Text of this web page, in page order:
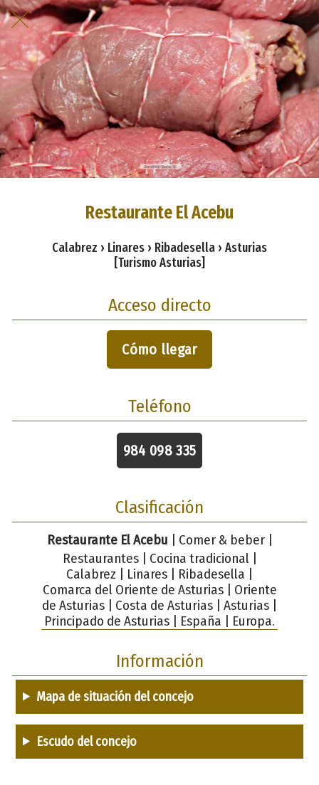
Restaurante El Acebu
Calabrez › Linares › Ribadesella › Asturias
[Turismo Asturias]
Acceso directo
Cómo llegar
Teléfono
984 098 335
Clasificación
Restaurante El Acebu | Comer & beber |
Restaurantes | Cocina tradicional |
Calabrez | Linares | Ribadesella |
Comarca del Oriente de Asturias | Oriente
de Asturias | Costa de Asturias | Asturias |
Principado de Asturias | España | Europa.
Información
Mapa de situación del concejo
Escudo del concejo